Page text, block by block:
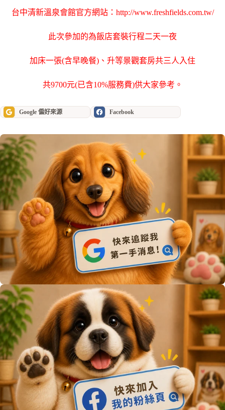
台中清新溫泉會館官方網站： http://www.freshfields.com.tw/
此次參加的為飯店套裝行程二天一夜
加床一張(含早晚餐)、升等景觀套房共三人入住
共9700元(已含10%服務費)供大家參考。
Google 偏好來源 Facebook